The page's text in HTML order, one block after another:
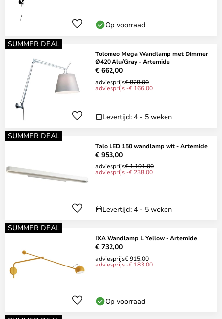
Op voorraad
SUMMER DEAL
Tolomeo Mega Wandlamp met Dimmer
Ø420 Alu/Gray - Artemide
€ 662,00
adviesprijs€ 828,00
adviesprijs -€ 166,00
Levertijd: 4 - 5 weken
SUMMER DEAL
Talo LED 150 wandlamp wit - Artemide
€ 953,00
adviesprijs€ 1.191,00
adviesprijs -€ 238,00
Levertijd: 4 - 5 weken
SUMMER DEAL
IXA Wandlamp L Yellow - Artemide
€ 732,00
adviesprijs€ 915,00
adviesprijs -€ 183,00
Op voorraad